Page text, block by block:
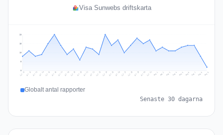
Visa Sunwebs driftskarta
10
15
20
Jul 11 Jul 12 Jul 13 Jul 14 Jul 15 Jul 16 Jul 17 Jul 18 Jul 19 Jul 20 Jul 21 Jul 22 Jul 23 Jul 24 Jul 25 Jul 26 Jul 27 Jul 28 Jul 29 Jul 30 Jul 31 Aug 1 Aug 2 Aug 3 Aug 4 Aug 5 Aug 6 Aug 7 Aug 8 Aug 9
Globalt antal rapporter
Senaste 30 dagarna